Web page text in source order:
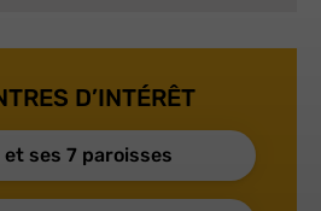
D’INTÉRÊT
et ses 7 paroisses